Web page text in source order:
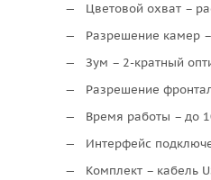
Цветовой охват –
Разрешение камер
Зум – 2-кратный
Разрешение
Время работы – до
Интерфейс
Комплект – кабель